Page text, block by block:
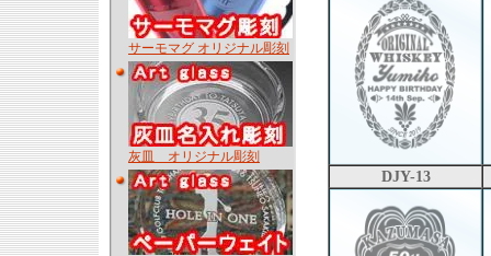
サーモマグ オリジナル彫刻
灰皿 オリジナル彫刻
DJY-13